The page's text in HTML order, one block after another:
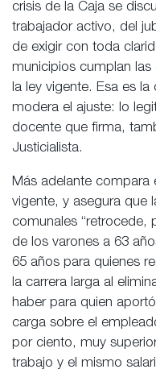
crisis de la Caja se
trabajador activo, del
de exigir con toda
municipios cumplan
la ley vigente. Esa es
modera el ajuste: lo
docente que firma,
Justicialista.
Más adelante compara
vigente, y asegura que
comunales “retrocede,
de los varones a 63
65 años para quienes
la carrera larga al
haber para quien
carga sobre el
por ciento, muy
trabajo y el mismo